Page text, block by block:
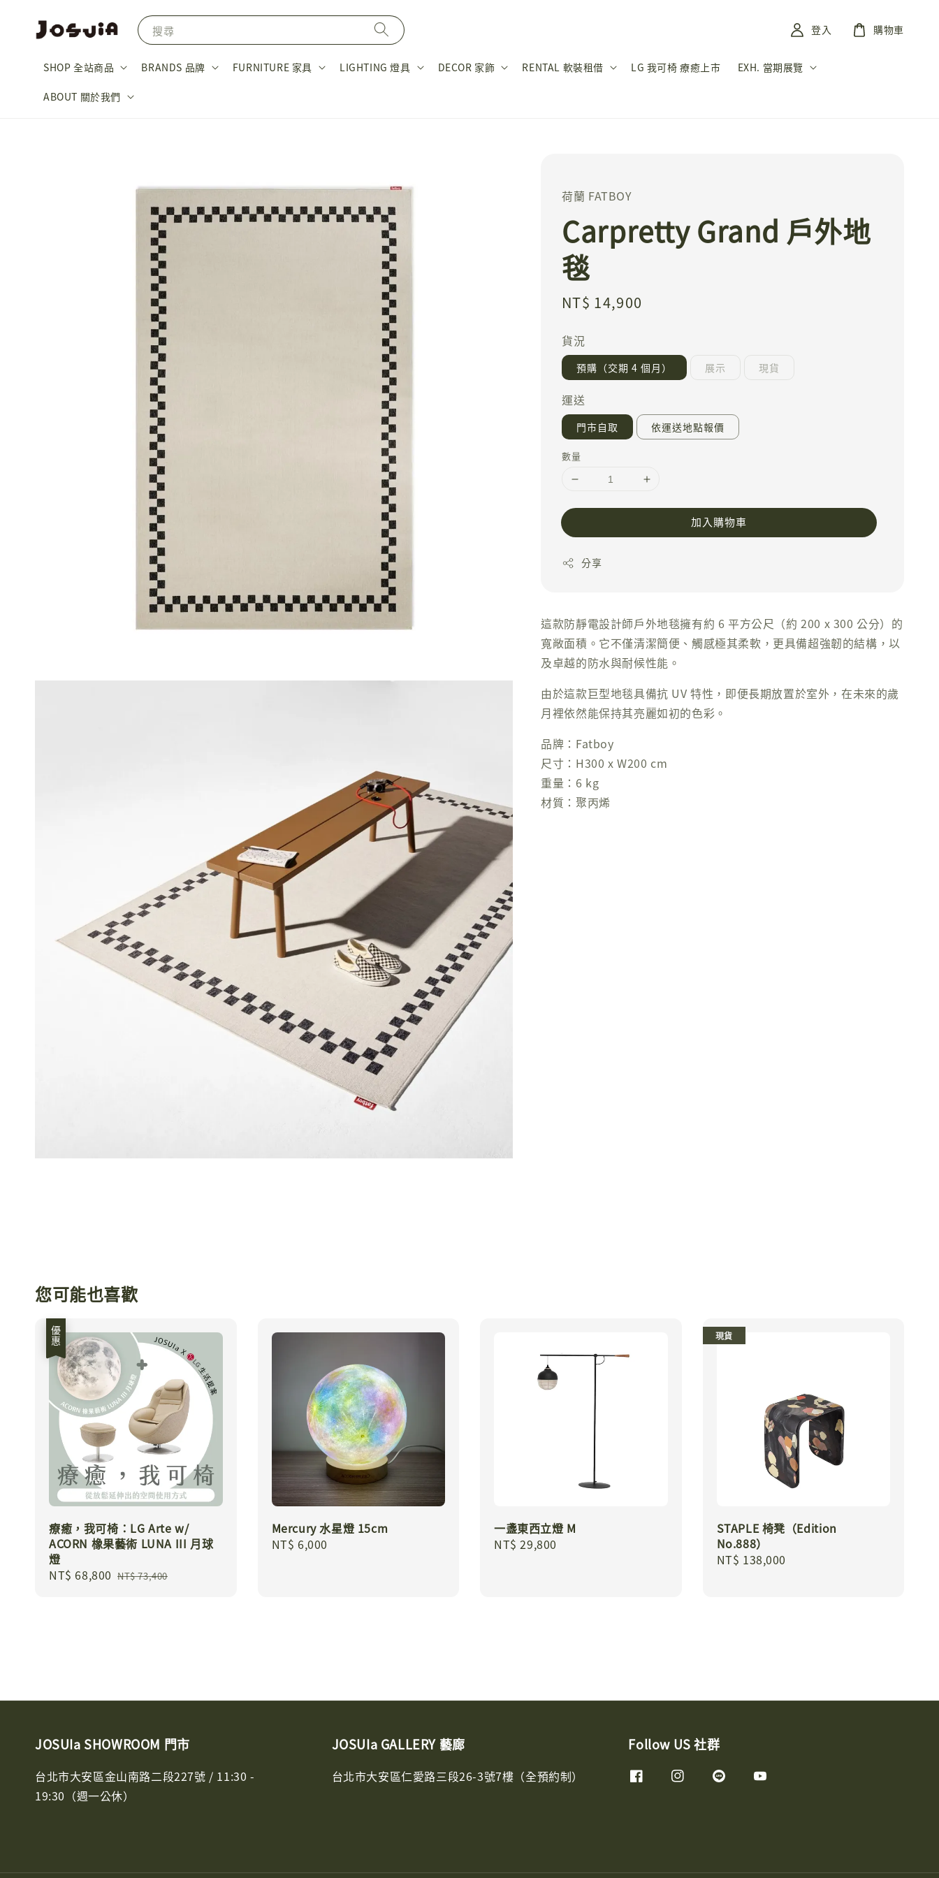
搜尋
SHOP 全站商品 BRANDS 品牌 FURNITURE 家具 LIGHTING 燈具 DECOR 家飾 RENTAL 軟裝租借 LG 我可椅 療癒上市 EXH. 當期展覽
ABOUT 關於我們
登入 購物車
荷蘭 FATBOY
Carpretty Grand 戶外地
毯
Regular
NT$ 14,900
貨況
預購（交期 4 個月） 展示 現貨
運送
門市自取 依運送地點報價
數量
加入購物車
分享
這款防靜電設計師戶外地毯擁有約 6 平方公尺（約 200 x 300 公分）的
寬敞面積。它不僅清潔簡便、觸感極其柔軟，更具備超強韌的結構，以
及卓越的防水與耐候性能。
由於這款巨型地毯具備抗 UV 特性，即便長期放置於室外，在未來的歲
月裡依然能保持其亮麗如初的色彩。
品牌：Fatboy
尺寸：H300 x W200 cm
重量：6 kg
材質：聚丙烯
您可能也喜歡
優惠
療癒，我可椅：LG Arte w/
ACORN 橡果藝術 LUNA III 月球
燈
Sale
NT$ 68,800 Regular
NT$ 73,400
Mercury 水星燈 15cm
Regular
NT$ 6,000
一盞東西立燈 M
Regular
NT$ 29,800
現貨
STAPLE 椅凳（Edition
No.888）
Regular
NT$ 138,000
JOSUIa SHOWROOM 門市
台北市大安區金山南路二段227號 / 11:30 -
19:30（週一公休）
JOSUIa GALLERY 藝廊
台北市大安區仁愛路三段26-3號7樓（全預約制）
Follow US 社群